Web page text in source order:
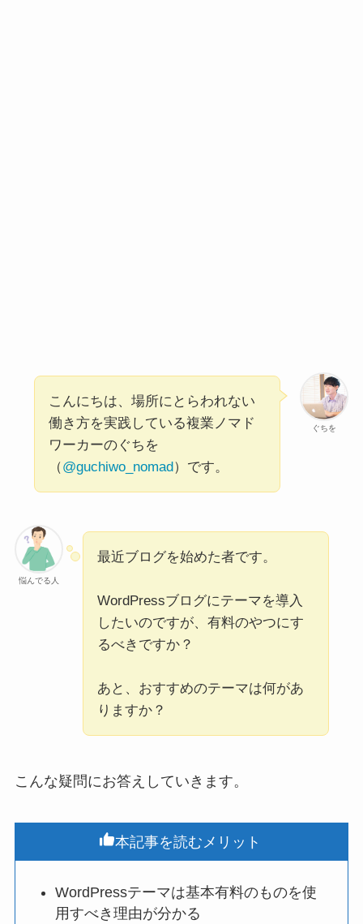
ぐちを
こんにちは、場所にとらわれない
働き方を実践している複業ノマド
ワーカーのぐちを
（@guchiwo_nomad）です。
悩んでる人
最近ブログを始めた者です。
WordPressブログにテーマを導入
したいのですが、有料のやつにす
るべきですか？
あと、おすすめのテーマは何があ
りますか？
こんな疑問にお答えしていきます。
本記事を読むメリット
WordPressテーマは基本有料のものを使
用すべき理由が分かる